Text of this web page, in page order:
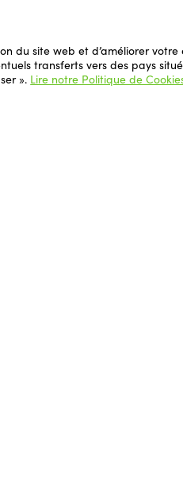
du site web et d’améliorer
transferts vers des pays
». Lire notre Politique de